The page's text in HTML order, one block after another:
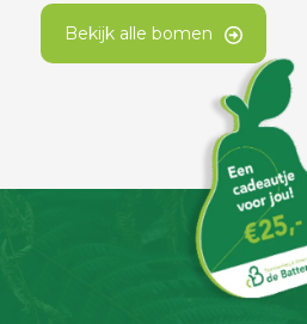
Bekijk alle bomen